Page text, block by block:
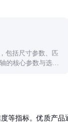
包括尺寸参数、匹
的核心参数与选配
等指标。优质产